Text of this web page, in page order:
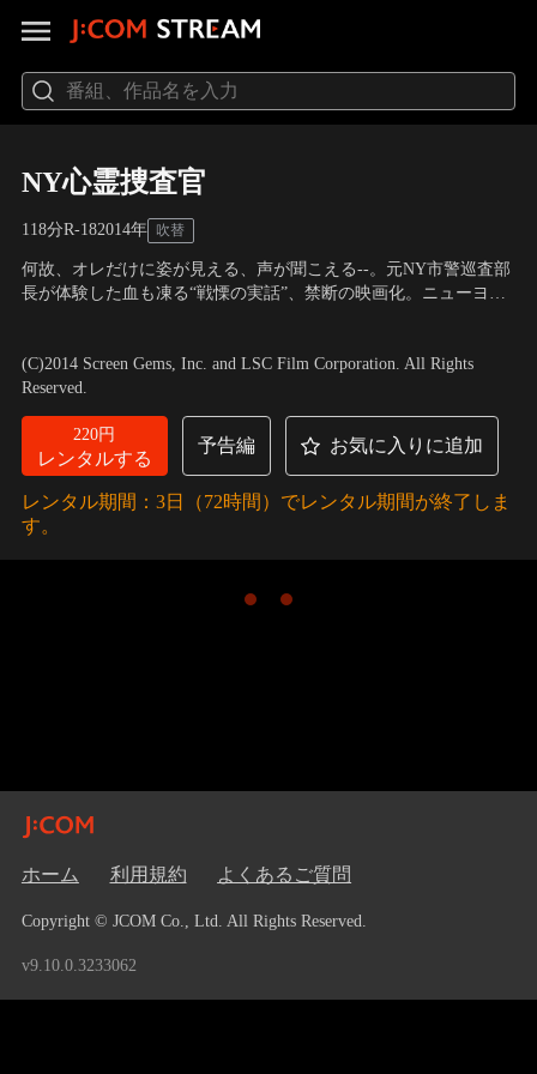
NY心霊捜査官
118分R-182014年 吹替
何故、オレだけに姿が見える、声が聞こえる--。元NY市警巡査部
長が体験した血も凍る“戦慄の実話”、禁断の映画化。ニューヨー
た行動をとっていた。ラルフは捜査の中で、自分にしか聴こえな
い、見えない“何か”があることを感じていた…。
ン／監督：スコット・デリクソン
(C)2014 Screen Gems, Inc. and LSC Film Corporation. All Rights
Reserved.
220円
レンタルする
予告編 お気に入りに追加
レンタル期間：3日（72時間）でレンタル期間が終了しま
す。
ホーム 利用規約 よくあるご質問
Copyright © JCOM Co., Ltd. All Rights Reserved.
v9.10.0.3233062